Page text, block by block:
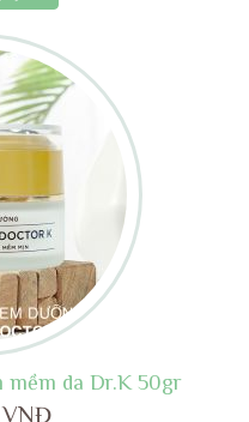
mềm da Dr.K 50gr